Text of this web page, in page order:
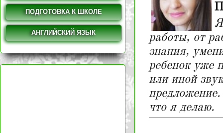
работы, от
знания,
ребенок уже
или иной
что я делаю.
ПОДГОТОВКА К ШКОЛЕ
АНГЛИЙСКИЙ ЯЗЫК